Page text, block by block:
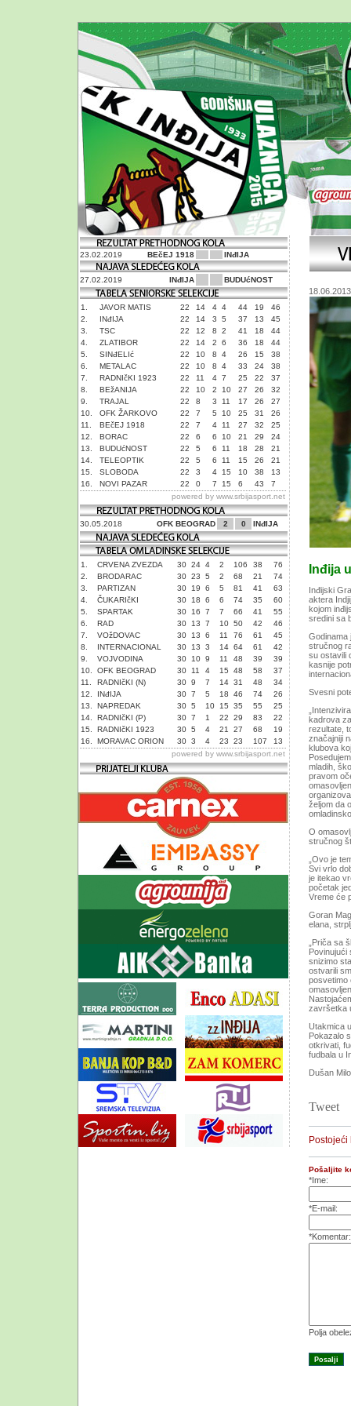
23.02.2019 BEčEJ 1918 INđIJA
27.02.2019 INđIJA BUDUćNOST
1. JAVOR MATIS 22 14 4 4 44 19
46
2.
INđIJA 22 14 3 5 37 13
45
3.
TSC 22 12 8 2 41 18
44
4.
ZLATIBOR 22 14 2 6 36 18
44
5.
SINđELIć 22 10 8 4 26 15
38
6.
METALAC 22 10 8 4 33 24
38
7.
RADNIčKI 1923 22 11 4 7 25 22
37
8.
BEžANIJA 22 10 2 10 27 26
32
9.
TRAJAL 22 8 3 11 17 26
27
10.
OFK ŽARKOVO 22 7 5 10 25 31
26
11.
BEčEJ 1918 22 7 4 11 27 32
25
12.
BORAC 22 6 6 10 21 29
24
13.
BUDUćNOST 22 5 6 11 18 28
21
14.
TELEOPTIK 22 5 6 11 15 26
21
15.
SLOBODA 22 3 4 15 10 38
13
16.
NOVI PAZAR 22 0 7 15 6 43
7
powered by www.srbijasport.net
30.05.2018 OFK BEOGRAD 2 0 INđIJA
1. CRVENA ZVEZDA 30 24 4 2 106 38
76
2.
BRODARAC 30 23 5 2 68 21
74
3.
PARTIZAN 30 19 6 5 81 41
63
4.
ČUKARIčKI 30 18 6 6 74 35
60
5.
SPARTAK 30 16 7 7 66 41
55
6.
RAD 30 13 7 10 50 42
46
7.
VOžDOVAC 30 13 6 11 76 61
45
8.
INTERNACIONAL 30 13 3 14 64 61
42
9.
VOJVODINA 30 10 9 11 48 39
39
10.
OFK BEOGRAD 30 11 4 15 48 58
37
11.
RADNIčKI (N) 30 9 7 14 31 48
34
12.
INđIJA 30 7 5 18 46 74
26
13.
NAPREDAK 30 5 10 15 35 55
25
14.
RADNIčKI (P) 30 7 1 22 29 83
22
15.
RADNIčKI 1923 30 5 4 21 27 68
19
16.
MORAVAC ORION 30 3 4 23 23 107
13
powered by www.srbijasport.net
18.06.2013
Inđija
Inđijski
aktera
kojom
sredini sa
Godinama
stručnog
su ostavili
kasnije
Svesni
kadrova
rezultate,
značajniji
klubova
mladih,
pravom
željom da
O
stručnog
„Ovo je
Svi vrlo
je itekao
početak
Vreme će
Goran
elana,
„Priča sa
Povinujući
snizimo
ostvarili
posvetimo
završetka
Utakmica
Pokazalo
otkrivati,
fudbala u
Dušan
Tweet
Postojeći
Pošaljite
*Ime:
*E-mail:
*Komentar:
Polja